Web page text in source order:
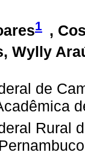
1 ,
Wylly
de
Rural